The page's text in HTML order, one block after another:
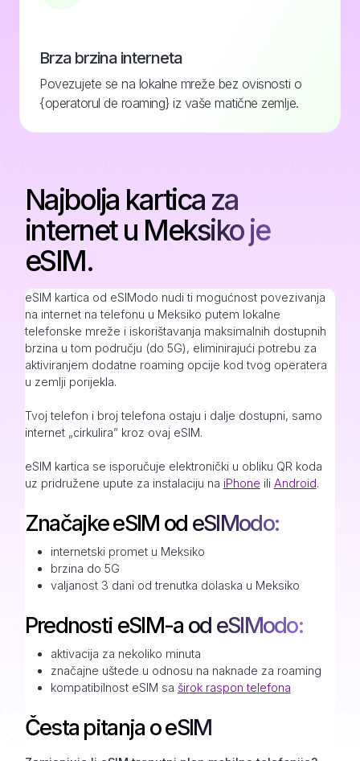
Brza brzina interneta
Povezujete se na lokalne mreže bez ovisnosti o
{operatorul de roaming} iz vaše matične zemlje.
Najbolja kartica za
internet u Meksiko je
eSIM.
eSIM kartica od eSIModo nudi ti mogućnost povezivanja
na internet na telefonu u Meksiko putem lokalne
telefonske mreže i iskorištavanja maksimalnih dostupnih
brzina u tom području (do 5G), eliminirajući potrebu za
aktiviranjem dodatne roaming opcije kod tvog operatera
u zemlji porijekla.
Tvoj telefon i broj telefona ostaju i dalje dostupni, samo
internet „cirkulira” kroz ovaj eSIM.
eSIM kartica se isporučuje elektronički u obliku QR koda
uz pridružene upute za instalaciju na iPhone ili Android.
Značajke eSIM od eSIModo:
internetski promet u Meksiko
brzina do 5G
valjanost 3 dani od trenutka dolaska u Meksiko
Prednosti eSIM-a od eSIModo:
aktivacija za nekoliko minuta
značajne uštede u odnosu na naknade za roaming
kompatibilnost eSIM sa širok raspon telefona
Česta pitanja o eSIM